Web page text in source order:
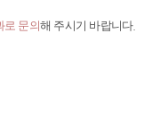
로 문의해 주시기 바랍니다.